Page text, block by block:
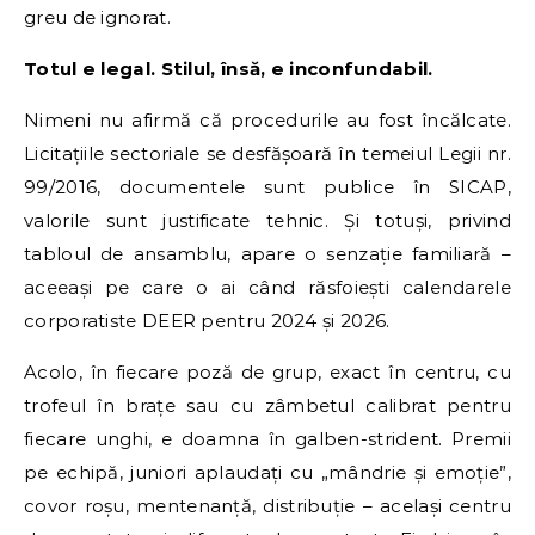
greu de ignorat.
Totul e legal. Stilul, însă, e inconfundabil.
Nimeni nu afirmă că procedurile au fost încălcate.
Licitațiile sectoriale se desfășoară în temeiul Legii nr.
99/2016, documentele sunt publice în SICAP,
valorile sunt justificate tehnic. Și totuși, privind
tabloul de ansamblu, apare o senzație familiară –
aceeași pe care o ai când răsfoiești calendarele
corporatiste DEER pentru 2024 și 2026.
Acolo, în fiecare poză de grup, exact în centru, cu
trofeul în brațe sau cu zâmbetul calibrat pentru
fiecare unghi, e doamna în galben-strident. Premii
pe echipă, juniori aplaudați cu „mândrie și emoție”,
covor roșu, mentenanță, distribuție – același centru